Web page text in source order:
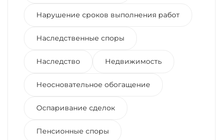
Нарушение сроков выполнения работ
Наследственные споры
Наследство Недвижимость
Неосновательное обогащение
Оспаривание сделок
Пенсионные споры